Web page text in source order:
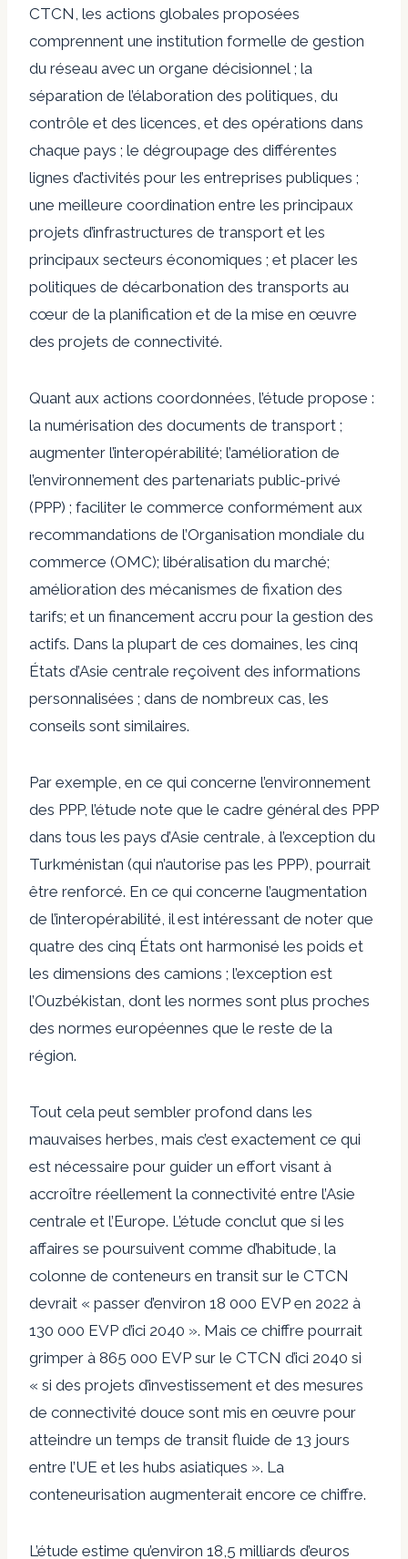
CTCN, les actions globales proposées
comprennent une institution formelle de gestion
du réseau avec un organe décisionnel ; la
séparation de l’élaboration des politiques, du
contrôle et des licences, et des opérations dans
chaque pays ; le dégroupage des différentes
lignes d’activités pour les entreprises publiques ;
une meilleure coordination entre les principaux
projets d’infrastructures de transport et les
principaux secteurs économiques ; et placer les
politiques de décarbonation des transports au
cœur de la planification et de la mise en œuvre
des projets de connectivité.
Quant aux actions coordonnées, l’étude propose :
la numérisation des documents de transport ;
augmenter l’interopérabilité; l’amélioration de
l’environnement des partenariats public-privé
(PPP) ; faciliter le commerce conformément aux
recommandations de l’Organisation mondiale du
commerce (OMC); libéralisation du marché;
amélioration des mécanismes de fixation des
tarifs; et un financement accru pour la gestion des
actifs. Dans la plupart de ces domaines, les cinq
États d’Asie centrale reçoivent des informations
personnalisées ; dans de nombreux cas, les
conseils sont similaires.
Par exemple, en ce qui concerne l’environnement
des PPP, l’étude note que le cadre général des PPP
dans tous les pays d’Asie centrale, à l’exception du
Turkménistan (qui n’autorise pas les PPP), pourrait
être renforcé. En ce qui concerne l’augmentation
de l’interopérabilité, il est intéressant de noter que
quatre des cinq États ont harmonisé les poids et
les dimensions des camions ; l’exception est
l’Ouzbékistan, dont les normes sont plus proches
des normes européennes que le reste de la
région.
Tout cela peut sembler profond dans les
mauvaises herbes, mais c’est exactement ce qui
est nécessaire pour guider un effort visant à
accroître réellement la connectivité entre l’Asie
centrale et l’Europe. L’étude conclut que si les
affaires se poursuivent comme d’habitude, la
colonne de conteneurs en transit sur le CTCN
devrait « passer d’environ 18 000 EVP en 2022 à
130 000 EVP d’ici 2040 ». Mais ce chiffre pourrait
grimper à 865 000 EVP sur le CTCN d’ici 2040 si
« si des projets d’investissement et des mesures
de connectivité douce sont mis en œuvre pour
atteindre un temps de transit fluide de 13 jours
entre l’UE et les hubs asiatiques ». La
conteneurisation augmenterait encore ce chiffre.
L’étude estime qu’environ 18,5 milliards d’euros